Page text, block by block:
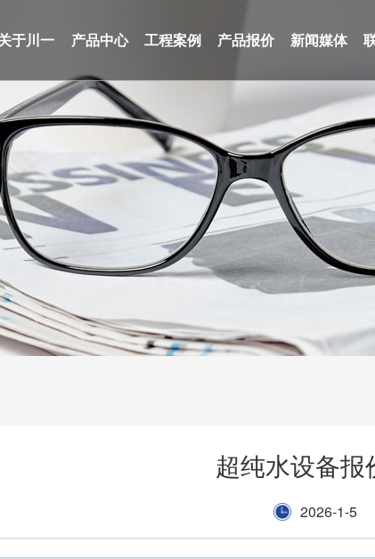
于川一 产品中心 工程案例 产品报价 新闻媒体
超纯水设备报
2026-1-5